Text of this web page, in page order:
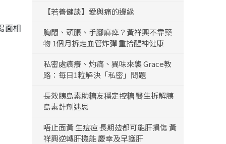
面相
【若善健談】愛與痛的邊緣
胸悶、頭脹、手腳麻痺？黃祥興不靠藥
物 1個月拆走血管炸彈 重拾醒神健康
私密處痕癢、灼痛、異味來襲 Grace教
路：每日1粒解決「私密」問題
長效胰島素助糖友穩定控糖 醫生拆解胰
島素針劑迷思
唔止面黃 生痘痘 長期攰都可能肝損傷 黃
祥興逆轉肝機能 慶幸及早護肝